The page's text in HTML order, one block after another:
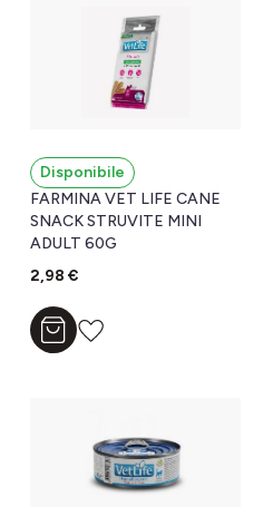
Disponibile
FARMINA VET LIFE CANE
SNACK STRUVITE MINI
ADULT 60G
2,98 €
Aggiungi al carrello